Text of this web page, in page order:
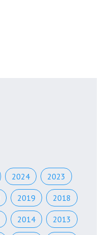
2024 2023
2019 2018
2014 2013